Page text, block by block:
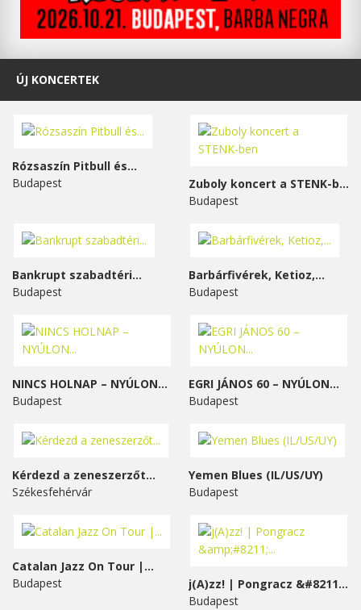
ÚJ KONCERTEK
Rózsaszín Pitbull és...
Budapest
Zuboly koncert a STENK-ben
Budapest
Bankrupt szabadtéri...
Budapest
Barbárfivérek, Ketioz,...
Budapest
NINCS HOLNAP – NYÚLON...
Budapest
EGRI JÁNOS 60 – NYÚLON...
Budapest
Kérdezd a zeneszerzőt...
Székesfehérvár
Yemen Blues (IL/US/UY)
Budapest
Catalan Jazz On Tour |...
Budapest
j(A)zz! | Pongracz &#8211;...
Budapest